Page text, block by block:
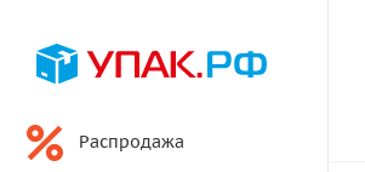
Распродажа